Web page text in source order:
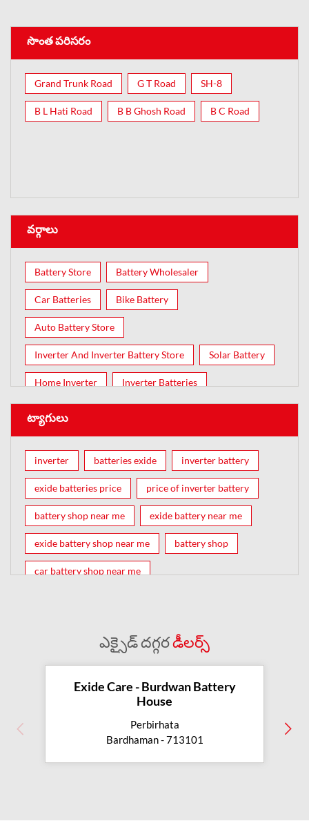
సొంత పరిసరం
Grand Trunk Road G T Road SH-8
B L Hati Road B B Ghosh Road B C Road
వర్గాలు
Battery Store Battery Wholesaler
Car Batteries Bike Battery
Auto Battery Store
Inverter And Inverter Battery Store Solar Battery
Home Inverter Inverter Batteries
ట్యాగులు
inverter batteries exide inverter battery
exide batteries price price of inverter battery
battery shop near me exide battery near me
exide battery shop near me battery shop
car battery shop near me
inverter battery shop near me
exide dealer near me exide showroom near me
exide battery showroom near me
exide battery dealer inverter battery
ఎక్సైడ్ దగ్గరడీలర్స్
Exide Care - Burdwan Battery
House
Perbirhata
Bardhaman - 713101